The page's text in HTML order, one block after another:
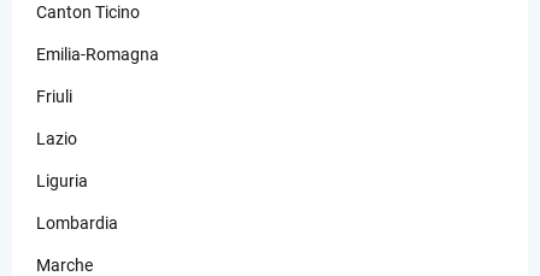
Canton Ticino
Emilia-Romagna
Friuli
Lazio
Liguria
Lombardia
Marche